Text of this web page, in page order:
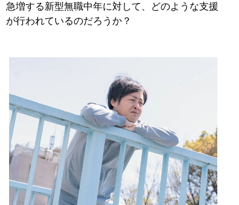
急増する新型無職中年に対して、どのような支援
が行われているのだろうか？